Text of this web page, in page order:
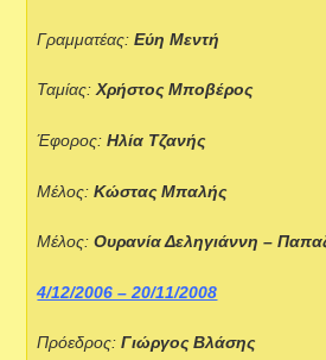
Γραμματέας:Εύη Μεντή
Ταμίας:Χρήστος Μποβέρος
Έφορος:Ηλία Τζανής
Μέλος:Κώστας Μπαλής
Μέλος:Ουρανία Δεληγιάννη –
4/12/2006 – 20/11/2008
Πρόεδρος:Γιώργος Βλάσης